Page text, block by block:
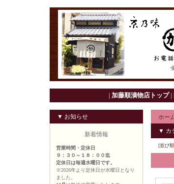
| 加藤順漬物店トップ|
▼ お知らせ
新着情報
営業時間・定休日
９：３０～１８：００迄
定休日は毎週水曜日です。
※2026年より定休日が水曜日となり
ました。
ホー
▼ カ
[並び